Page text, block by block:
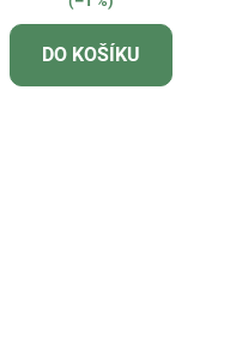
DO KOŠÍKU